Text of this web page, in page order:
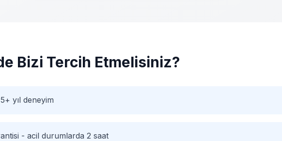
Bizi Tercih Etmelisiniz?
yıl deneyim
- acil durumlarda 2 saat